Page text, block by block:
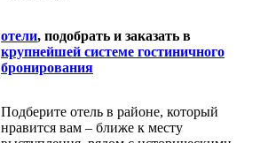
отели, подобрать и заказать в
крупнейшей системе гостиничного
бронирования
Подберите отель в районе, который
нравится вам – ближе к месту